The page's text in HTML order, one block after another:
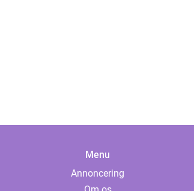
Menu
Annoncering